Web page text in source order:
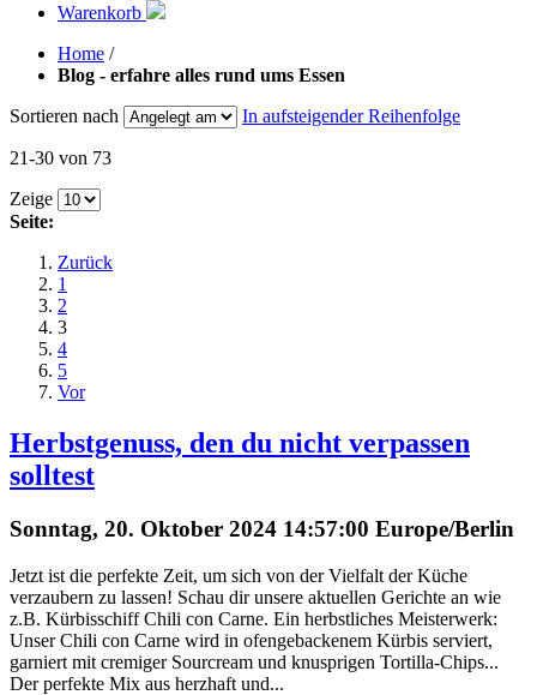
Warenkorb
Home /
Blog - erfahre alles rund ums Essen
Sortieren nach
In aufsteigender Reihenfolge
21-30 von 73
Zeige
Seite:
Zurück
1
2
3
4
5
Vor
Herbstgenuss, den du nicht verpassen
solltest
Sonntag, 20. Oktober 2024 14:57:00 Europe/Berlin
Jetzt ist die perfekte Zeit, um sich von der Vielfalt der Küche
verzaubern zu lassen! Schau dir unsere aktuellen Gerichte an wie
z.B. Kürbisschiff Chili con Carne. Ein herbstliches Meisterwerk:
Unser Chili con Carne wird in ofengebackenem Kürbis serviert,
garniert mit cremiger Sourcream und knusprigen Tortilla-Chips...
Der perfekte Mix aus herzhaft und...